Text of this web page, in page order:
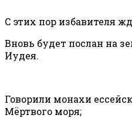
С этих пор избавителя
Вновь будет послан на
Иудея.
Говорили монахи
Мёртвого моря;